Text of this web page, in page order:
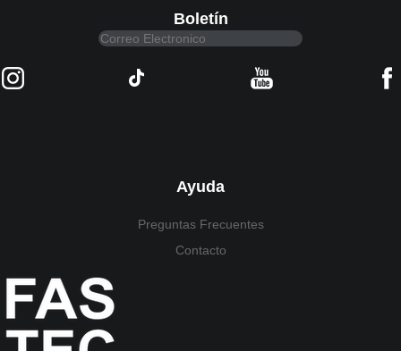
Boletín
Ayuda
Preguntas Frecuentes
Contacto